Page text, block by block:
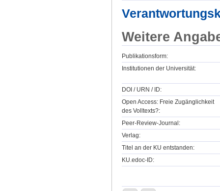
Weitere
Publikationsform:
Institutionen der Universität:
DOI / URN / ID:
Open Access: Freie Zugänglichkeit
des Volltexts?:
Peer-Review-Journal:
Verlag:
Titel an der KU entstanden:
KU.edoc-ID: